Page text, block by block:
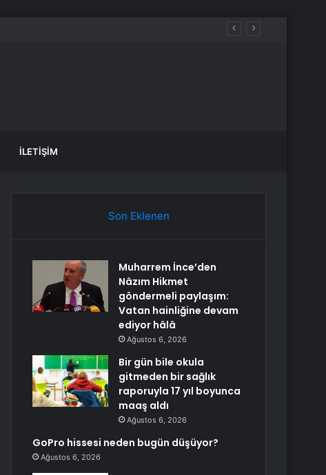
İLETIŞIM
Son Eklenen
Muharrem İnce’den
Nâzım Hikmet
göndermeli paylaşım:
Vatan hainliğine devam
ediyor hâlâ
Ağustos 6, 2026
Bir gün bile okula
gitmeden bir sağlık
raporuyla 17 yıl boyunca
maaş aldı
Ağustos 6, 2026
GoPro hissesi neden bugün düşüyor?
Ağustos 6, 2026